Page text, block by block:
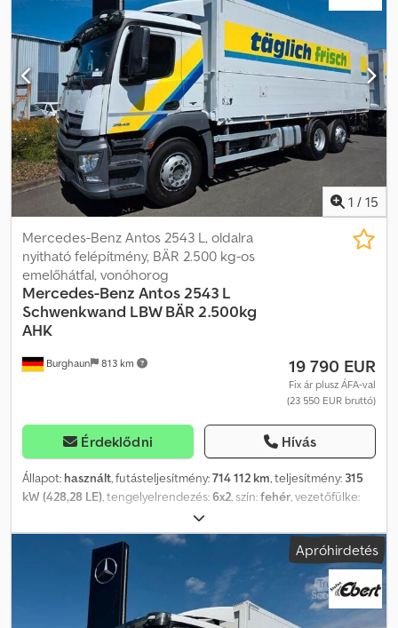
2 200 mm , raktérmagasság:350 mm , Felszereltség:
utánfutó
, Lökettérfogat: 3 972 cm³ 7 ülés Vonófej Áramellátás
utánfutó üzemeltetéséhez Alvázszám: N011197 Codpfx Aoi Hm
Aveirerf Az adatok tájékoztató jellegűek, a tévedés joga
fenntartva.
1 / 15
Burghaun 813 km
Mercedes-Benz Antos 2543 L, oldalra
nyitható felépítmény, BÄR 2.500 kg-os
emelőhátfal, vonóhorog
Mercedes-Benz Antos 2543 L
Schwenkwand LBW BÄR 2.500kg
AHK
19 790 EUR
Fix ár plusz ÁFA-val
(23 550 EUR bruttó)
Érdeklődni Hívás
Állapot: használt, futásteljesítmény:714 112 km, teljesítmény: 315
kW (428,28 LE) , tengelyelrendezés:6x2 , szín:fehér, vezetőfülke:
automata
felfüggesztés:levegő, teljes szélesség:25 500 mm, teljes
37 000 mm , Felszereltség:ABS, EBS
(Elektronikus fékrendszer), légkondicionálás
, Járművel
kapcsolatos érdeklődések esetén Seidel úr áll rendelkezésére
(telefonon). Mercedes-Benz Antos 2543 L 6x2 italszállító dobozos
Apróhirdetés